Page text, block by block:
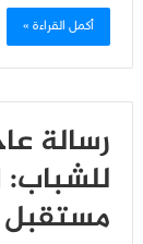
أكمل القراءة »
رسالة
للشباب:
مستقبل